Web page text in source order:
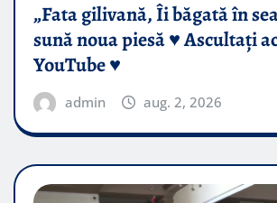
„Fata gilivană, Îi băgată în
sună noua piesă ♥️ Ascultați
YouTube ♥️
admin aug. 2, 2026